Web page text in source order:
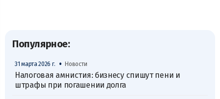
Популярное:
31 марта 2026 г. • Новости
Налоговая амнистия: бизнесу спишут пени и
штрафы при погашении долга